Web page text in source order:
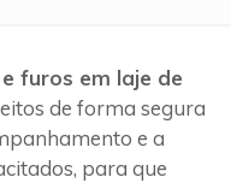
furos em laje de
de forma segura
e a
para que